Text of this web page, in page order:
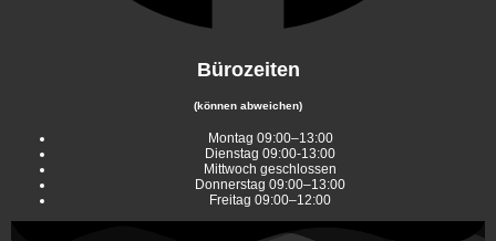
Bürozeiten
(können abweichen)
Montag 09:00–13:00
Dienstag 09:00-13:00
Mittwoch geschlossen
Donnerstag 09:00–13:00
Freitag 09:00–12:00